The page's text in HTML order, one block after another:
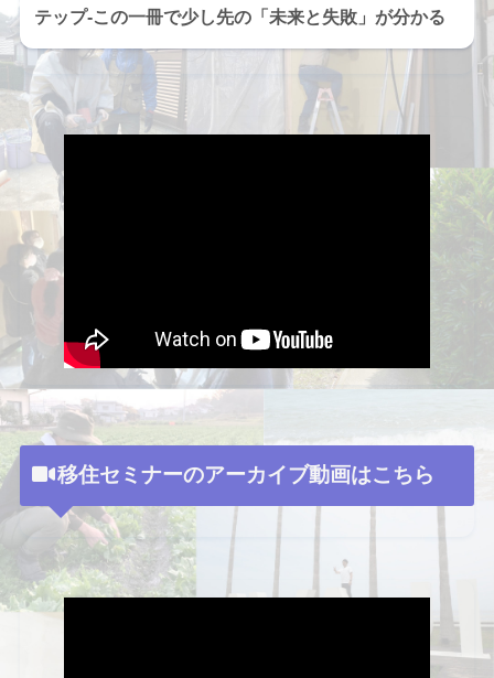
テップ-この一冊で少し先の「未来と失敗」が分かる
移住セミナーのアーカイブ動画はこちら